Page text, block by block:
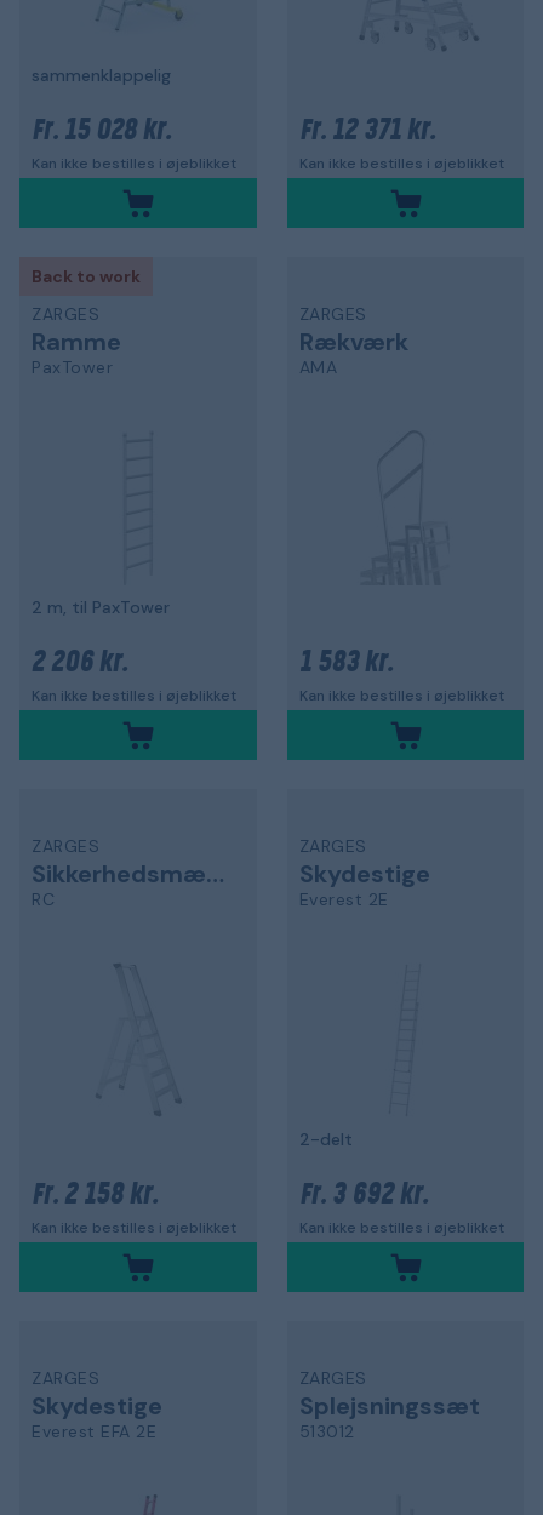
sammenklappelig
Fr. 15 028 kr.
Kan ikke bestilles i øjeblikket
Fr. 12 371 kr.
Kan ikke bestilles i øjeblikket
Back to work
ZARGES
Ramme
PaxTower
2 m, til PaxTower
2 206 kr.
Kan ikke bestilles i øjeblikket
ZARGES
Rækværk
AMA
1 583 kr.
Kan ikke bestilles i øjeblikket
ZARGES
Sikkerhedsmæssigt flueben
RC
Fr. 2 158 kr.
Kan ikke bestilles i øjeblikket
ZARGES
Skydestige
Everest 2E
2-delt
Fr. 3 692 kr.
Kan ikke bestilles i øjeblikket
ZARGES
Skydestige
Everest EFA 2E
ZARGES
Splejsningssæt
513012